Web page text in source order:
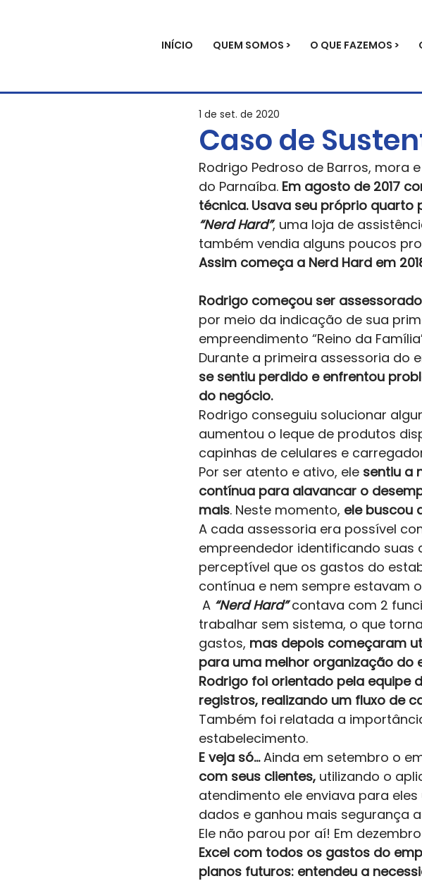
INÍCIO QUEM SOMOS > O QUE FAZEMOS >
Caso de
1 de set. de 2020
Rodrigo Pedroso de Barros, mora
do Parnaíba. Em agosto de 2017
técnica. Usava seu próprio quarto
“Nerd Hard”, uma loja de
também vendia alguns poucos
Assim começa a Nerd Hard em
Rodrigo começou ser
por meio da indicação de sua
empreendimento “Reino da
Durante a primeira assessoria do
se sentiu perdido e enfrentou
do negócio.
Rodrigo conseguiu solucionar
aumentou o leque de produtos
capinhas de celulares e
Por ser atento e ativo, ele sentiu a
contínua para alavancar o
mais. Neste momento, ele buscou
A cada assessoria era possível
empreendedor identificando suas
perceptível que os gastos do
contínua e nem sempre estavam
A “Nerd Hard” contava com 2
trabalhar sem sistema, o que
gastos, mas depois começaram
para uma melhor organização do
Rodrigo foi orientado pela equipe
registros, realizando um fluxo de
Também foi relatada a
estabelecimento.
E veja só… Ainda em setembro o
com seus clientes, utilizando o
atendimento ele enviava para
dados e ganhou mais segurança
Ele não parou por aí! Em dezembro
Excel com todos os gastos do
planos futuros: entendeu a